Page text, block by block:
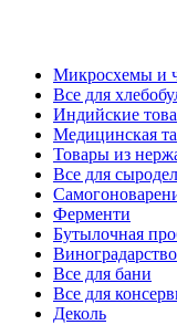
Микросхемы и
Все для
Индийские
Медицинская
Товары из
Все для
Ферменти
Бутылочная
Виноградарство
Все для бани
Все для
Деколь